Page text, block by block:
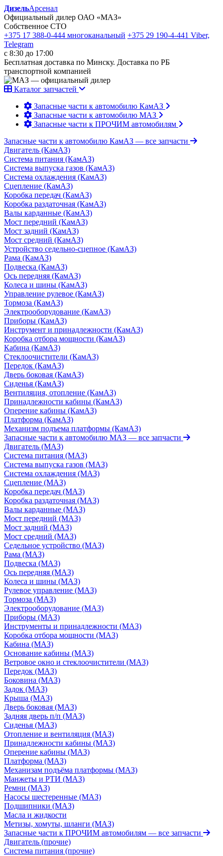
ДизельАрсенал
Официальный дилер ОАО «МАЗ»
Собственное СТО
+375 17 388-0-444 многоканальный +375 29 190-4-441 Viber,
Telegram
с 8:30 до 17:00
Бесплатная доставка по Минску. Доставка по РБ
транспортной компанией
Каталог запчастей
Запасные части к автомобилю КамАЗ
Запасные части к автомобилю МАЗ
Запасные части к ПРОЧИМ автомобилям
Запасные части к автомобилю КамАЗ — все запчасти
Двигатель (КамАЗ)
Система питания (КамАЗ)
Система выпуска газов (КамАЗ)
Система охлаждения (КамАЗ)
Сцепление (КамАЗ)
Коробка передач (КамАЗ)
Коробка раздаточная (КамАЗ)
Валы карданные (КамАЗ)
Мост передний (КамАЗ)
Мост задний (КамАЗ)
Мост средний (КамАЗ)
Устройство седельно-сцепное (КамАЗ)
Рама (КамАЗ)
Подвеска (КамАЗ)
Ось передняя (КамАЗ)
Колеса и шины (КамАЗ)
Управление рулевое (КамАЗ)
Тормоза (КамАЗ)
Электрооборудование (КамАЗ)
Приборы (КамАЗ)
Инструмент и принадлежности (КамАЗ)
Коробка отбора мощности (КамАЗ)
Кабина (КамАЗ)
Стеклоочистители (КамАЗ)
Передок (КамАЗ)
Дверь боковая (КамАЗ)
Сиденья (КамАЗ)
Вентиляция, отопление (КамАЗ)
Принадлежности кабины (КамАЗ)
Оперение кабины (КамАЗ)
Платформа (КамАЗ)
Механизм подъема платформы (КамАЗ)
Запасные части к автомобилю МАЗ — все запчасти
Двигатель (МАЗ)
Система питания (МАЗ)
Система выпуска газов (МАЗ)
Система охлаждения (МАЗ)
Сцепление (МАЗ)
Коробка передач (МАЗ)
Коробка раздаточная (МАЗ)
Валы карданные (МАЗ)
Мост передний (МАЗ)
Мост задний (МАЗ)
Мост средний (МАЗ)
Седельное устройство (МАЗ)
Рама (МАЗ)
Подвеска (МАЗ)
Ось передняя (МАЗ)
Колеса и шины (МАЗ)
Рулевое управление (МАЗ)
Тормоза (МАЗ)
Электрооборудование (МАЗ)
Приборы (МАЗ)
Инструменты и принадлежности (МАЗ)
Коробка отбора мощности (МАЗ)
Кабина (МАЗ)
Основание кабины (МАЗ)
Ветровое окно и стеклоочистители (МАЗ)
Передок (МАЗ)
Боковина (МАЗ)
Задок (МАЗ)
Крыша (МАЗ)
Дверь боковая (МАЗ)
Задняя дверь п/п (МАЗ)
Сиденья (МАЗ)
Отопление и вентиляция (МАЗ)
Принадлежности кабины (МАЗ)
Оперение кабины (МАЗ)
Платформа (МАЗ)
Механизам подъёма платформы (МАЗ)
Манжеты и РТИ (МАЗ)
Ремни (МАЗ)
Насосы шестеренные (МАЗ)
Подшипники (МАЗ)
Масла и жидкости
Метизы, хомуты, шланги (МАЗ)
Запасные части к ПРОЧИМ автомобилям — все запчасти
Двигатель (прочие)
Система питания (прочие)